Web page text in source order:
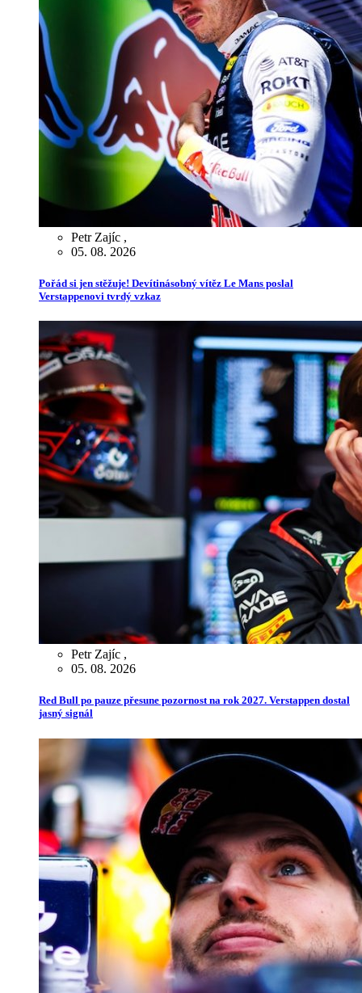
Petr Zajíc ,
05. 08. 2026
Pořád si jen stěžuje! Devítinásobný vítěz Le Mans poslal
Verstappenovi tvrdý vzkaz
Petr Zajíc ,
05. 08. 2026
Red Bull po pauze přesune pozornost na rok 2027. Verstappen dostal
jasný signál